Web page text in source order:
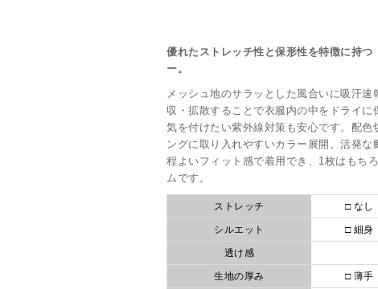
優れたストレッチ性と保形性を特徴に持
ー。
メッシュ地のサラッとした風合いに吸汗
収・拡散することで衣服内の中をドライ
気を付けたい紫外線対策も安心です。配
ングに取り入れやすいカラー展開。活発
程よいフィット感で着用でき、1枚はもち
ムです。
ストレッチ □ なし
シルエット □ 細身
透け感
生地の厚み □ 薄手